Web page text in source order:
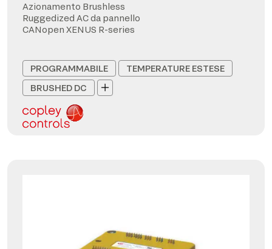
Azionamento Brushless
Ruggedized AC da pannello
CANopen XENUS R-series
PROGRAMMABILE
TEMPERATURE ESTESE
BRUSHED DC